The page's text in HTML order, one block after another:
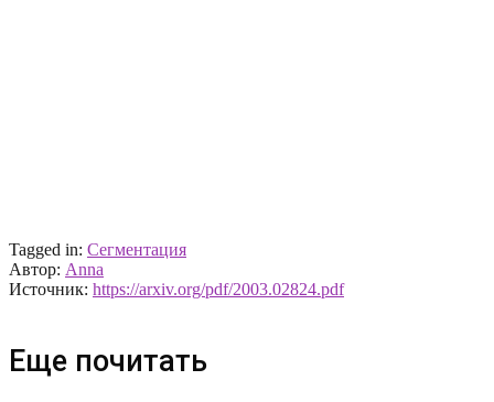
Tagged in: Сегментация
Автор: Anna
Источник: https://arxiv.org/pdf/2003.02824.pdf
Еще почитать